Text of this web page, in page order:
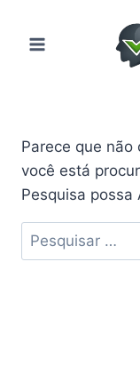
para
Parece que não
você está
Pesquisa possa
Pesquisar
por: